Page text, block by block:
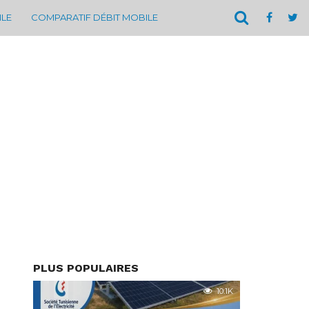
COMPARATIF DÉBIT MOBILE
PLUS POPULAIRES
10.1K